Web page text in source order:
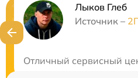
Лыков Глеб
Источник –
Отличный сервисный
Нужна